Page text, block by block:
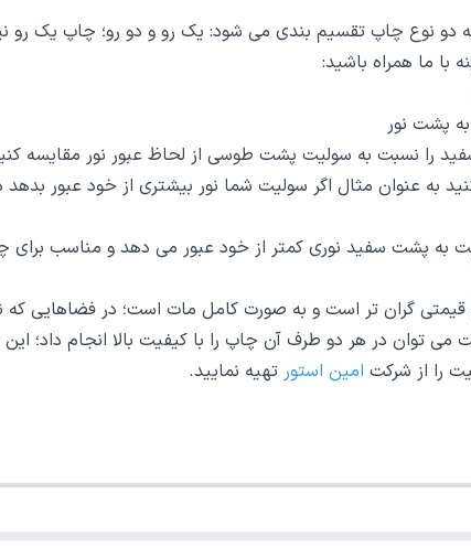
با ما همراه باشید:
پشت نور
را نسبت به سولیت پشت طوسی از لحاظ عبور نور مقایسه
به عنوان مثال اگر سولیت شما نور بیشتری از خود عبور
به پشت سفید نوری کمتر از خود عبور می دهد و مناسب
گران تر است و به صورت کامل مات است؛ در فضاهایی که
توان در هر دو طرف آن چاپ را با کیفیت بالا انجام داد؛
را از شرکت امین استور تهیه نمایید.